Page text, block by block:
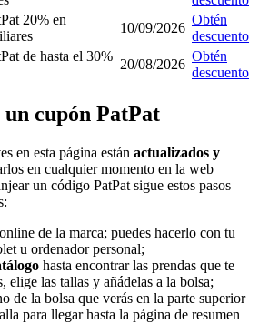
20% en
10/09/2026
Obtén
descuento
de hasta el 30%
20/08/2026
Obtén
descuento
un cupón PatPat
en esta página están actualizados y
en cualquier momento en la web
un código PatPat sigue estos pasos
de la marca; puedes hacerlo con tu
u ordenador personal;
hasta encontrar las prendas que te
elige las tallas y añádelas a la bolsa;
de la bolsa que verás en la parte superior
para llegar hasta la página de resumen